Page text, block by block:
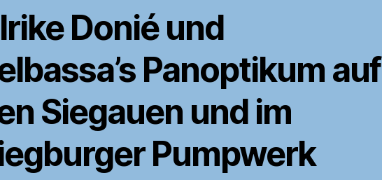
Donié und
Panoptikum auf
Siegauen und im
Pumpwerk